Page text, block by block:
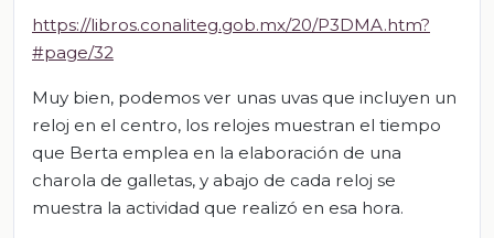
https://libros.conaliteg.gob.mx/20/P3DMA.htm?
#page/32
Muy bien, podemos ver unas uvas que incluyen un
reloj en el centro, los relojes muestran el tiempo
que Berta emplea en la elaboración de una
charola de galletas, y abajo de cada reloj se
muestra la actividad que realizó en esa hora.